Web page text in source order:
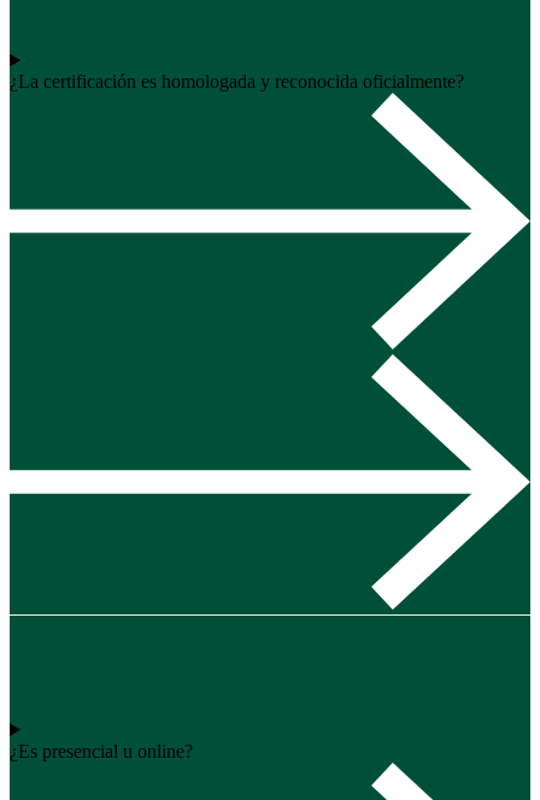
¿La certificación es homologada y reconocida oficialmente?
¿Es presencial u online?